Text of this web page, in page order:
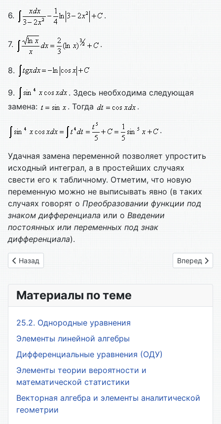
6. .
7. .
8.
9.
. Здесь необходима следующая
замена:
. Тогда .
.
Удачная замена переменной позволяет упростить
исходный интеграл, а в простейших случаях
свести его к табличному. Отметим, что новую
переменную можно не выписывать явно (в таких
случаях говорят о Преобразовании функции под
знаком дифференциала или о Введении
постоянных или переменных под знак
дифференциала).
Предыдущий: Глава 71. Интегралы от основных
Назад Следующий:
Вперед
Материалы по теме
25.2. Однородные уравнения
Элементы линейной алгебры
Дифференциальные уравнения (ОДУ)
Элементы теории вероятности и
математической статистики
Векторная алгебра и элементы аналитической
геометрии